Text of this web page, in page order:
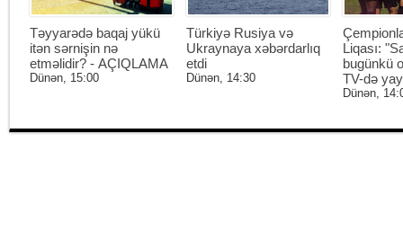
Təyyarədə baqaj yükü
itən sərnişin nə
etməlidir? - AÇIQLAMA
Dünən, 15:00
Türkiyə Rusiya və
Ukraynaya xəbərdarlıq
etdi
Dünən, 14:30
Liqası:
bugünkü
TV-də
Dünən,